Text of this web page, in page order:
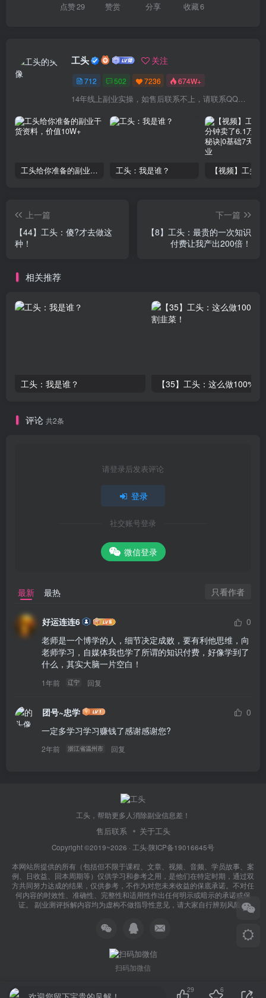
点赞29 赞赏 分享 收藏6
工头 关注
712 502 7236 674W+
14年线上副业实操，如售后联系不上，请联系QQ：1841000000（6个0）或拨打交付合同中的联系电话！
工头给你准备的副业干货资料，价值10W+ 工头：我是谁？
上一篇
【44】工头：傻?才去做这
种！
下一篇
【8】工头：最贵的一次知识
付费让我产出200倍！
相关推荐
工头：我是谁？
评论 共2条
请登录后发表评论
登录
社交账号登录
微信登录
最新 最热 只看作者
好运连连6
0
老师是一个博学的人，细节决定成败，要有利他思维，向
老师学习，自媒体我也学了所谓的知识付费，好像学到了
什么，其实大脑一片空白！
1年前 辽宁 回复
团号~忠学
0
一定多学习学习赚钱了感谢感谢您?
2年前 浙江省温州市 回复
工头，帮助更多人消除副业信息差！
售后联系 关于工头
Copyright ©2019~2026 · 工头·陕ICP备19016645号
本网站所提供的所有（包括但不限于课程、文章、视频、音频、学员故事、案
例、日收益、回本周期等）仅供学习和参考之用，是他们在特定时期，通过双
方共同努力达成的结果，仅供参考，不作为对您未来收益的保底承诺。不对任
何内容的时效性、准确性、完整性和适用性作出任何明示或暗示的承诺或保
证。 副业测评拆解内容均为虚构不做指导性意见，请大家自行辨别风险！
扫码加微信
29 6